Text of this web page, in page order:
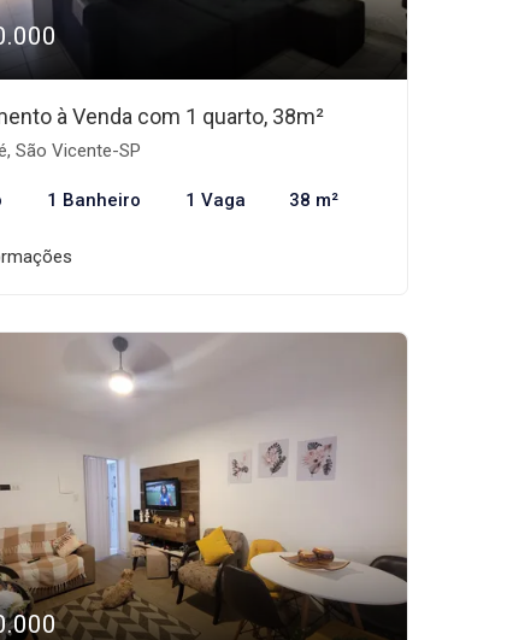
à Venda com 1 quarto, 38m²
São Vicente-SP
1 Banheiro 1 Vaga 38 m²